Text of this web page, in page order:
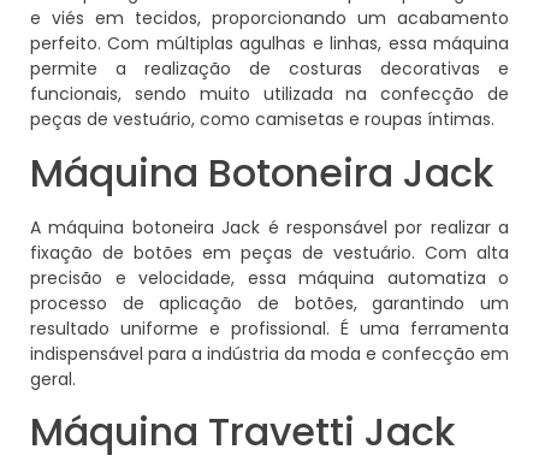
e viés em tecidos, proporcionando um acabamento
perfeito. Com múltiplas agulhas e linhas, essa máquina
permite a realização de costuras decorativas e
funcionais, sendo muito utilizada na confecção de
peças de vestuário, como camisetas e roupas íntimas.
Máquina Botoneira Jack
A máquina botoneira Jack é responsável por realizar a
fixação de botões em peças de vestuário. Com alta
precisão e velocidade, essa máquina automatiza o
processo de aplicação de botões, garantindo um
resultado uniforme e profissional. É uma ferramenta
indispensável para a indústria da moda e confecção em
geral.
Máquina Travetti Jack